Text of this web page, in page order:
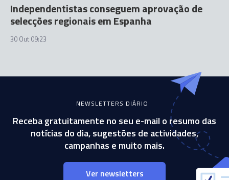
Independentistas conseguem aprovação de
selecções regionais em Espanha
30 Out 09:23
NEWSLETTERS DIÁRIO
Receba gratuitamente no seu e-mail o resumo das
notícias do dia, sugestões de actividades,
campanhas e muito mais.
Ver newsletters